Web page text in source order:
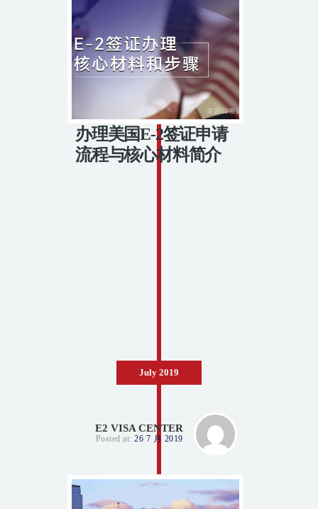
办理美国E-2签证申请
流程与核心材料简介
July 2019
E2 VISA CENTER
Posted at:26 7 月 2019